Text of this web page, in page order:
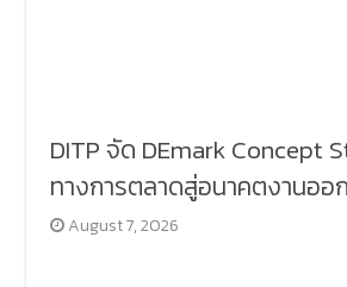
DITP จัด DEmark Concept
ทางการตลาดสู่อนาคตงานออ
August 7, 2026